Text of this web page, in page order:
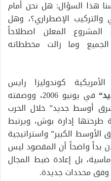
هذا السؤال: هل نحن أمام
والتركيب الإضطراري؟، وهل
المعلن اصطلاحاً
الجميع وما زالت مخططاته
كوندوليزا رايس
“
في يونيو 2006، ووصفته
أوسط جديد” خلال الحرب
هذه الرؤية طرحتها إدارة بوش، ويرتبط
الكبير” واستراتيجية
بداً واضحاً أن المقصود ليس
بل إعادة ضبط المجال
وفق محددات جديدة.